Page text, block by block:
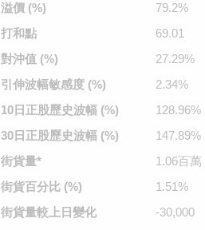
溢價 (%)
79.2%
打和點
69.01
對沖值 (%)
27.29%
引伸波幅敏感度 (%)
2.34%
10日正股歷史波幅 (%)
128.96%
30日正股歷史波幅 (%)
147.89%
街貨量*
1.06百萬
街貨百分比 (%)
1.51%
街貨量較 上日變化 -30,000